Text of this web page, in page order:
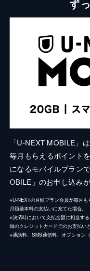
ず
「U-NEXT MOBILE」
毎月もらえるポイント
になるモバイルプラン
OBILE」のお申し込み
※U-NEXTの月額プラン会員が毎月
月額基本料の支払いに充てた場合。
※決済時において支払金額に相当す
録のクレジットカードでのお支払い
※通話料、SMS通信料、オプション